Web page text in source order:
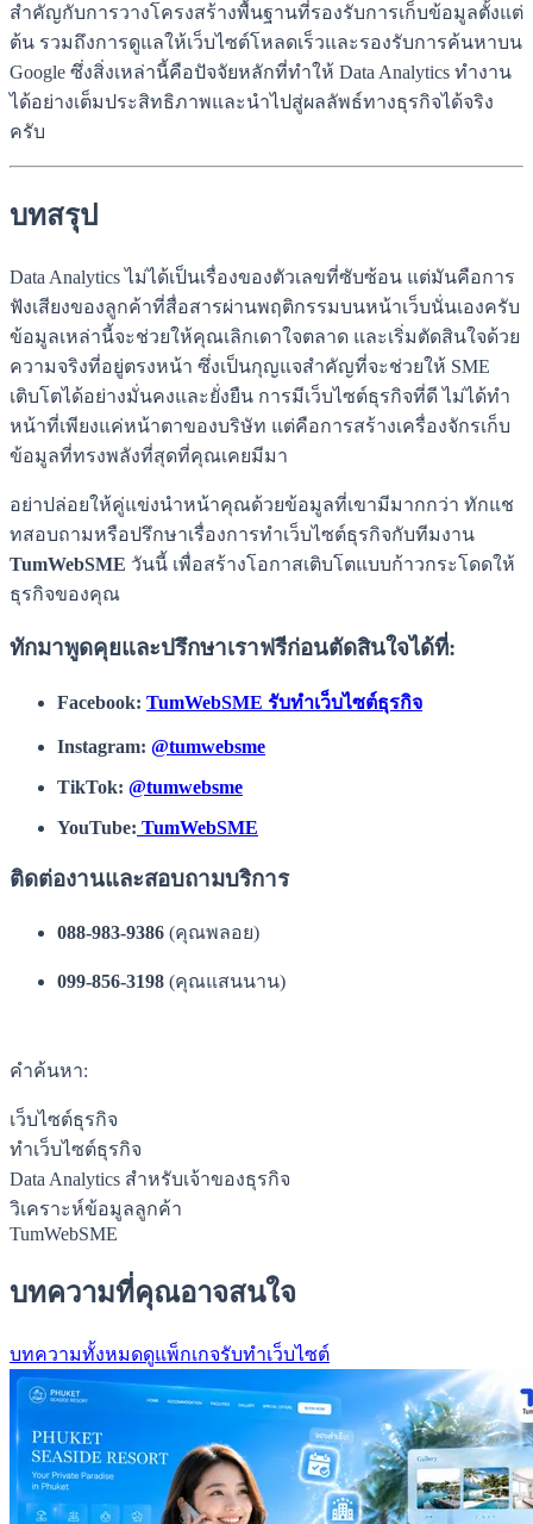
สำคัญกับการวางโครงสร้างพื้นฐานที่รองรับการเก็บข้อมูลตั้งแต่
ต้น รวมถึงการดูแลให้เว็บไซต์โหลดเร็วและรองรับการค้นหาบน
Google ซึ่งสิ่งเหล่านี้คือปัจจัยหลักที่ทำให้ Data Analytics ทำงาน
ได้อย่างเต็มประสิทธิภาพและนำไปสู่ผลลัพธ์ทางธุรกิจได้จริง
ครับ
บทสรุป
Data Analytics ไม่ได้เป็นเรื่องของตัวเลขที่ซับซ้อน แต่มันคือการ
ฟังเสียงของลูกค้าที่สื่อสารผ่านพฤติกรรมบนหน้าเว็บนั่นเองครับ
ข้อมูลเหล่านี้จะช่วยให้คุณเลิกเดาใจตลาด และเริ่มตัดสินใจด้วย
ความจริงที่อยู่ตรงหน้า ซึ่งเป็นกุญแจสำคัญที่จะช่วยให้ SME
เติบโตได้อย่างมั่นคงและยั่งยืน การมีเว็บไซต์ธุรกิจที่ดี ไม่ได้ทำ
หน้าที่เพียงแค่หน้าตาของบริษัท แต่คือการสร้างเครื่องจักรเก็บ
ข้อมูลที่ทรงพลังที่สุดที่คุณเคยมีมา
อย่าปล่อยให้คู่แข่งนำหน้าคุณด้วยข้อมูลที่เขามีมากกว่า ทักแช
ทสอบถามหรือปรึกษาเรื่องการทำเว็บไซต์ธุรกิจกับทีมงาน
TumWebSME วันนี้ เพื่อสร้างโอกาสเติบโตแบบก้าวกระโดดให้
ธุรกิจของคุณ
ทักมาพูดคุยและปรึกษาเราฟรีก่อนตัดสินใจได้ที่:
Facebook: TumWebSME รับทำเว็บไซต์ธุรกิจ
Instagram: @tumwebsme
TikTok: @tumwebsme
YouTube: TumWebSME
ติดต่องานและสอบถามบริการ
088-983-9386 (คุณพลอย)
099-856-3198 (คุณแสนนาน)
คำค้นหา:
เว็บไซต์ธุรกิจ
ทำเว็บไซต์ธุรกิจ
Data Analytics สำหรับเจ้าของธุรกิจ
วิเคราะห์ข้อมูลลูกค้า
TumWebSME
บทความที่คุณอาจสนใจ
บทความทั้งหมดดูแพ็กเกจรับทำเว็บไซต์